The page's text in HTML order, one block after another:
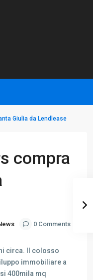
Giulia da Lendlease
compra
0 Comments
circa. Il colosso
immobiliare a
400mila mq